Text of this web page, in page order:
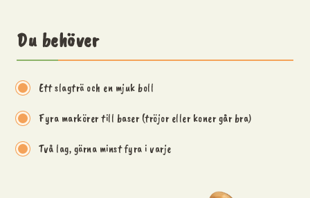
Du behöver
Ett slagträ och en mjuk boll
Fyra markörer till baser (tröjor eller koner går bra)
Två lag, gärna minst fyra i varje